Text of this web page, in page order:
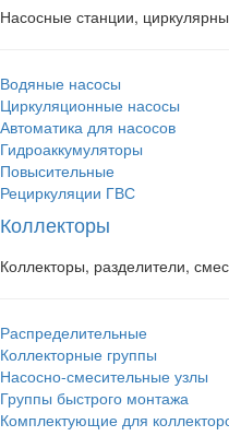
Насосные станции,
Водяные насосы
Циркуляционные насосы
Автоматика для насосов
Гидроаккумуляторы
Повысительные
Рециркуляции ГВС
Коллекторы
Коллекторы, разделители,
Распределительные
Коллекторные группы
Насосно-смесительные узлы
Группы быстрого монтажа
Комплектующие для